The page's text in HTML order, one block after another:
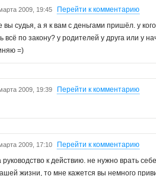
2009, 19:45
Перейти к комментарию
вы судья, а я к вам с деньгами пришёл. у
всё по закону? у родителей у друга или у
=)
2009, 19:39
Перейти к комментарию
2009, 17:10
Перейти к комментарию
к действию. не нужно врать
жизни, то мне кажется вы немного